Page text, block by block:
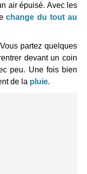
air épuisé. Avec les
change du tout au
partez quelques
devant un coin
peu. Une fois bien
de la pluie.